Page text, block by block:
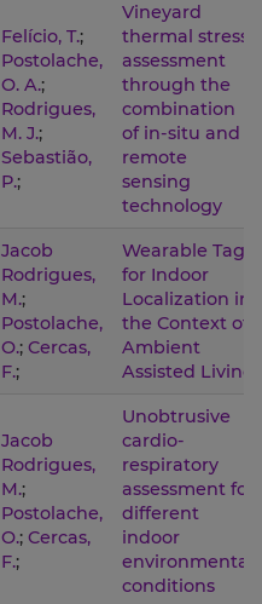
Felício, T.;
Postolache,
O. A.;
Rodrigues,
M. J.;
Sebastião,
P.;
Vineyard
thermal stress
assessment
through the
combination
of in-situ and
remote
sensing
technology
Jacob
Rodrigues,
M.;
Postolache,
O.; Cercas,
F.;
Wearable Tag
for Indoor
Localization in
the Context of
Ambient
Assisted Living
Jacob
Rodrigues,
M.;
Postolache,
O.; Cercas,
F.;
Unobtrusive
cardio-
respiratory
assessment for
different
indoor
environmental
conditions